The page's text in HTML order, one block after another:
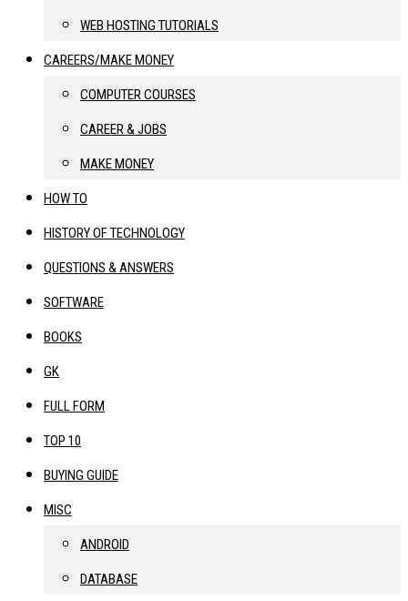
WEB HOSTING TUTORIALS
CAREERS/MAKE MONEY
COMPUTER COURSES
CAREER & JOBS
MAKE MONEY
HOW TO
HISTORY OF TECHNOLOGY
QUESTIONS & ANSWERS
SOFTWARE
BOOKS
GK
FULL FORM
TOP 10
BUYING GUIDE
MISC
ANDROID
DATABASE